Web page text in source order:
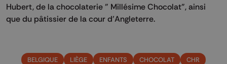
Hubert, de la chocolaterie " Millésime Chocolat", ainsi
que du pâtissier de la cour d’Angleterre.
BELGIQUE LIÈGE ENFANTS CHOCOLAT
CHR